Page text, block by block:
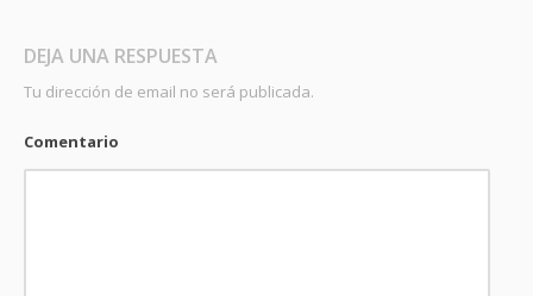
DEJA UNA RESPUESTA
Tu dirección de email no será publicada.
Comentario